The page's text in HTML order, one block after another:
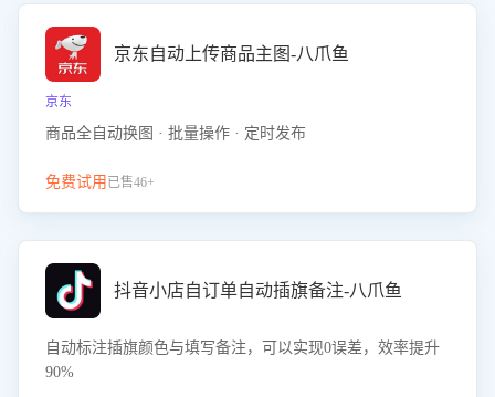
京东自动上传商品主图-八爪鱼
京东
商品全自动换图 · 批量操作 · 定时发布
免费试用 已售46+
抖音小店自订单自动插旗备注-八爪鱼
自动标注插旗颜色与填写备注，可以实现0误差，效率提升
90%